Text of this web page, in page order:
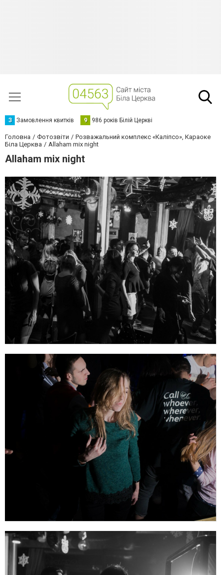
З Замовлення квитків 9 986 років Білій Церкві
Головна Фотозвіти
Розважальний комплекс «Каліпсо», Караоке
Біла Церква
Allaham mix night
Allaham mix night